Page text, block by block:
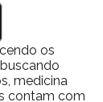
os
medicina
contam com